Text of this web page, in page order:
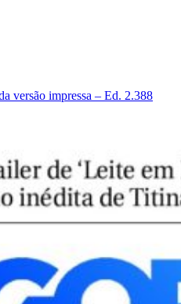
versão impressa – Ed. 2.388